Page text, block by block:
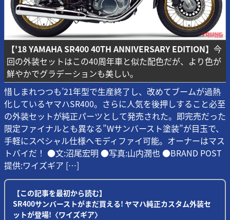
【'18 YAMAHA SR400 40TH ANNIVERSARY EDITION】 今
回の外装セットはこの40周年車と似た配色だが、より色が
鮮やかでグラデーションも美しい。
惜しまれつつも’21年型で生産終了し、改めてブームが過熱
化しているヤマハSR400。さらに人気を後押しすること必至
の外装セットが純正パーツとして発売された。即完売だった
限定ファイナルとも異なる”Wサンバースト塗装”が目玉で、
手軽にスペシャル仕様へモディファイ可能。オーナーはマス
トバイだ！ ●文:沼尾宏明 ●写真:山内潤也 ●BRAND POST
提供:ワイズギア […]
【この記事を最初から読む】
SR400サンバーストがまだ買える! ヤマハ純正カスタム外装セ
ットが登場!〈ワイズギア〉